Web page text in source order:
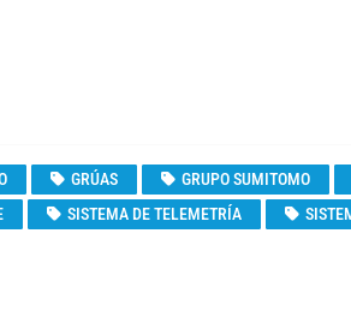
GRÚAS GRUPO SUMITOMO
SISTEMA DE TELEMETRÍA